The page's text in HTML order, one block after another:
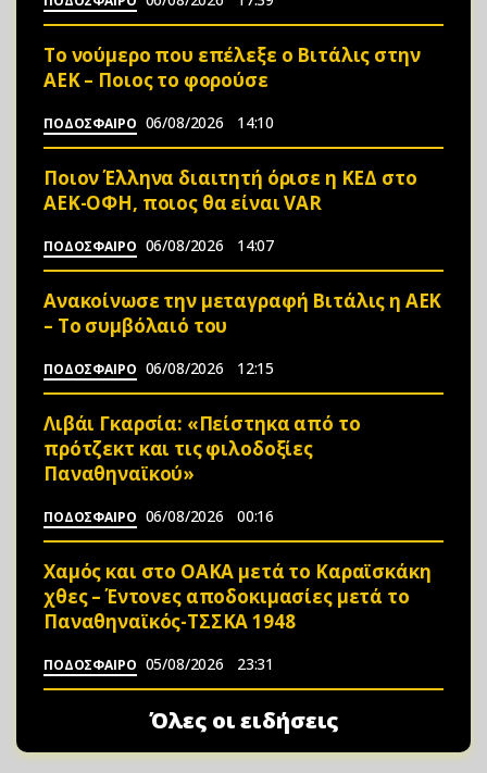
Το νούμερο που επέλεξε ο Βιτάλις στην
ΑΕΚ – Ποιος το φορούσε
ΠΟΔΟΣΦΑΙΡΟ 06/08/2026 14:10
Ποιον Έλληνα διαιτητή όρισε η ΚΕΔ στο
ΑΕΚ-ΟΦΗ, ποιος θα είναι VAR
ΠΟΔΟΣΦΑΙΡΟ 06/08/2026 14:07
Ανακοίνωσε την μεταγραφή Βιτάλις η ΑΕΚ
– Το συμβόλαιό του
ΠΟΔΟΣΦΑΙΡΟ 06/08/2026 12:15
Λιβάι Γκαρσία: «Πείστηκα από το
πρότζεκτ και τις φιλοδοξίες
Παναθηναϊκού»
ΠΟΔΟΣΦΑΙΡΟ 06/08/2026 00:16
Χαμός και στο ΟΑΚΑ μετά το Καραϊσκάκη
χθες – Έντονες αποδοκιμασίες μετά το
Παναθηναϊκός-ΤΣΣΚΑ 1948
ΠΟΔΟΣΦΑΙΡΟ 05/08/2026 23:31
Όλες οι ειδήσεις